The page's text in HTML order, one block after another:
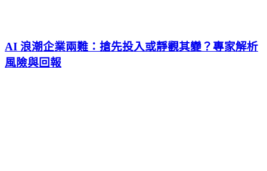
AI 浪潮企業兩難：搶先投入或靜觀其變？專家解析
風險與回報